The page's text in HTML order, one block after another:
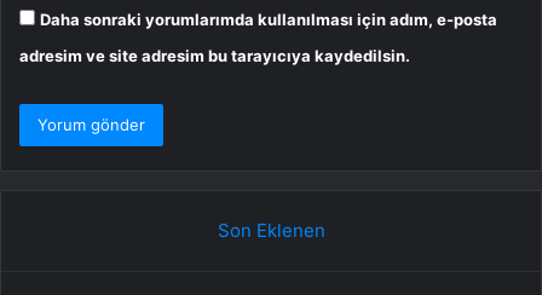
Daha sonraki yorumlarımda kullanılması için adım, e-posta
adresim ve site adresim bu tarayıcıya kaydedilsin.
Son Eklenen